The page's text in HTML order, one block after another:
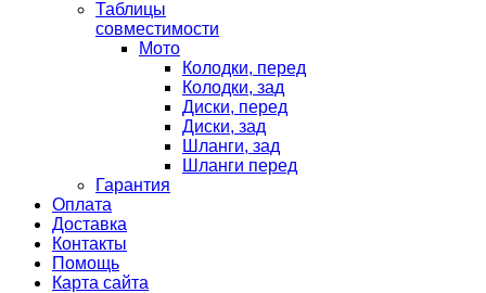
Таблицы
совместимости
Мото
Колодки, перед
Колодки, зад
Диски, перед
Диски, зад
Шланги, зад
Шланги перед
Гарантия
Оплата
Доставка
Контакты
Помощь
Карта сайта